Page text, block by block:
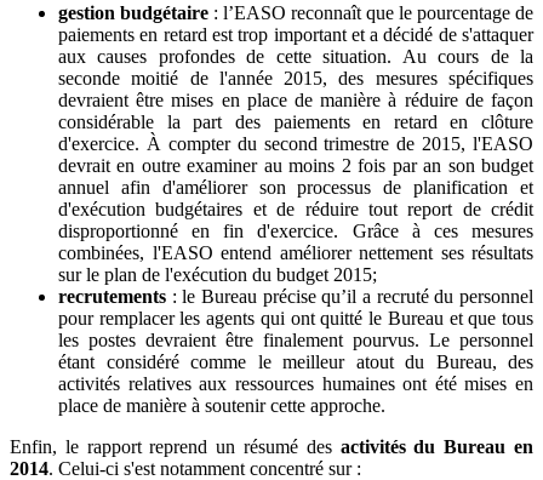
gestion budgétaire : l’EASO reconnaît que le pourcentage de
paiements en retard est trop important et a décidé de s'attaquer
aux causes profondes de cette situation. Au cours de la
seconde moitié de l'année 2015, des mesures spécifiques
devraient être mises en place de manière à réduire de façon
considérable la part des paiements en retard en clôture
d'exercice. À compter du second trimestre de 2015, l'EASO
devrait en outre examiner au moins 2 fois par an son budget
annuel afin d'améliorer son processus de planification et
d'exécution budgétaires et de réduire tout report de crédit
disproportionné en fin d'exercice. Grâce à ces mesures
combinées, l'EASO entend améliorer nettement ses résultats
sur le plan de l'exécution du budget 2015;
recrutements : le Bureau précise qu’il a recruté du personnel
pour remplacer les agents qui ont quitté le Bureau et que tous
les postes devraient être finalement pourvus. Le personnel
étant considéré comme le meilleur atout du Bureau, des
activités relatives aux ressources humaines ont été mises en
place de manière à soutenir cette approche.
Enfin, le rapport reprend un résumé des activités du Bureau en
2014. Celui-ci s'est notamment concentré sur :